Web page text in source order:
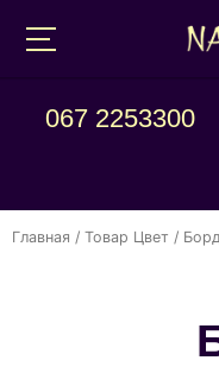
067 2253300
Главная / Товар Цвет /